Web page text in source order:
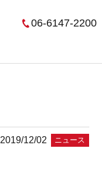
06-6147-2200
2019/12/02 ニュース